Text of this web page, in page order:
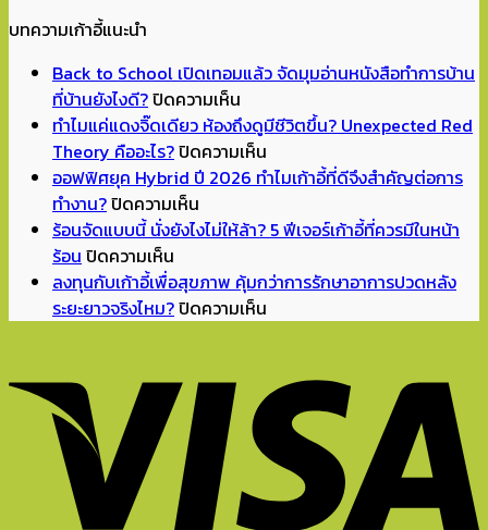
บทความเก้าอี้แนะนำ
Back to School เปิดเทอมแล้ว จัดมุมอ่านหนังสือทำการบ้าน
ที่บ้านยังไงดี?ปิดความเห็น
Back
to
School
เทอม
จัด
มุม
ทำการ
บ้าน
บ้าน
ยัง
ทำไมแค่แดงจิ๊ดเดียว ห้องถึงดูมีชีวิตขึ้น? Unexpected Red
Theory คืออะไร?ปิดความเห็น
ทำไม
แดง
เดียว
มี
ชีวิต
ขึ้น?
Unexpected
Theory
ออฟฟิศยุค Hybrid ปี 2026 ทำไมเก้าอี้ที่ดีจึงสำคัญต่อการ
ทำงาน?ปิดความเห็น
ออฟฟิศ
Hybrid
ปี
เก้าอี้
สำคัญ
ต่อ
ร้อนจัดแบบนี้ นั่งยังไงไม่ให้ล้า? 5 ฟีเจอร์เก้าอี้ที่ควรมีในหน้า
ร้อน ปิดความเห็น
ร้อน
จัด
นั่ง
ยัง
ไง
ไม่
ให้
ล้า?
ลงทุนกับเก้าอี้เพื่อสุขภาพ คุ้มกว่าการรักษาอาการปวดหลัง
ระยะยาวจริงไหม?ปิดความเห็น
เก้าอี้
เพื่อ
สุขภาพ
คุ้ม